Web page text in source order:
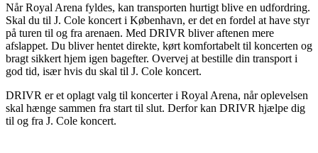
Når Royal Arena fyldes, kan transporten hurtigt blive en udfordring.
Skal du til J. Cole koncert i København, er det en fordel at have styr
på turen til og fra arenaen. Med DRIVR bliver aftenen mere
afslappet. Du bliver hentet direkte, kørt komfortabelt til koncerten og
bragt sikkert hjem igen bagefter. Overvej at bestille din transport i
god tid, især hvis du skal til J. Cole koncert.
DRIVR er et oplagt valg til koncerter i Royal Arena, når oplevelsen
skal hænge sammen fra start til slut. Derfor kan DRIVR hjælpe dig
til og fra J. Cole koncert.